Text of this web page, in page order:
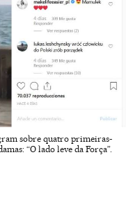
sobre quatro primeiras-
“O lado leve da Força”.